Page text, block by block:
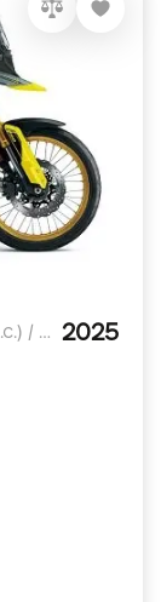
SUZUKI V-STROM 800 DE 62 кВт (83 к.с.) / 8,500 об/хв л.с. 2025